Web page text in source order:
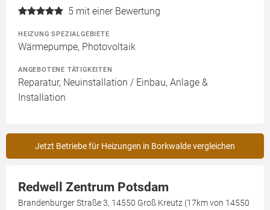
5 mit einer Bewertung
HEIZUNG SPEZIALGEBIETE
Wärmepumpe, Photovoltaik
ANGEBOTENE TÄTIGKEITEN
Reparatur, Neuinstallation / Einbau, Anlage &
Installation
Jetzt Betriebe für Heizungen in Borkwalde vergleichen
Redwell Zentrum Potsdam
Brandenburger Straße 3, 14550 Groß Kreutz (17km von 14550